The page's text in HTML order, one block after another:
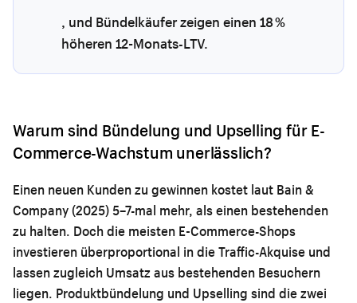
, und Bündelkäufer zeigen einen 18 %
höheren 12-Monats-LTV.
Warum sind Bündelung und Upselling für E-
Commerce-Wachstum unerlässlich?
Einen neuen Kunden zu gewinnen kostet laut Bain &
Company (2025) 5–7-mal mehr, als einen bestehenden
zu halten. Doch die meisten E-Commerce-Shops
investieren überproportional in die Traffic-Akquise und
lassen zugleich Umsatz aus bestehenden Besuchern
liegen. Produktbündelung und Upselling sind die zwei